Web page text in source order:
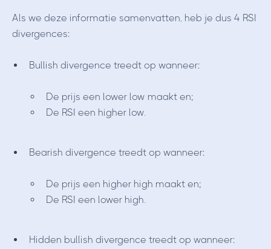
Als we deze informatie samenvatten, heb je dus 4 RSI
divergences:
Bullish divergence treedt op wanneer:
De prijs een lower low maakt en;
De RSI een higher low.
Bearish divergence treedt op wanneer:
De prijs een higher high maakt en;
De RSI een lower high.
Hidden bullish divergence treedt op wanneer: